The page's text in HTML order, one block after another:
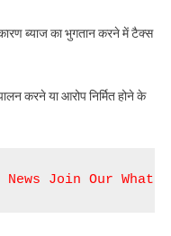
ब्याज का भुगतान करने में टैक्स
करने या आरोप निर्मित होने के
Join Our